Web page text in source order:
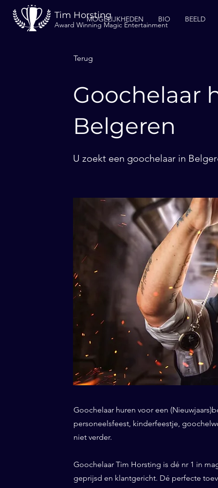
Tim Horsting
Award Winning Magic Entertainment
MOGELIJKHEDEN BIO BEELD
Terug
Goochelaar
Belgeren
U zoekt een goochelaar in
Goochelaar huren voor een
personeelsfeest, kinderfeestje,
niet verder.
Goochelaar Tim Horsting is dé nr 1 in
geprijsd en klantgericht. Dé perfecte